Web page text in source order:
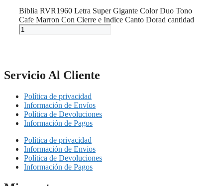
Biblia RVR1960 Letra Super Gigante Color Duo Tono
Cafe Marron Con Cierre e Indice Canto Dorad cantidad
Servicio Al Cliente
Política de privacidad
Información de Envíos
Política de Devoluciones
Información de Pagos
Política de privacidad
Información de Envíos
Política de Devoluciones
Información de Pagos